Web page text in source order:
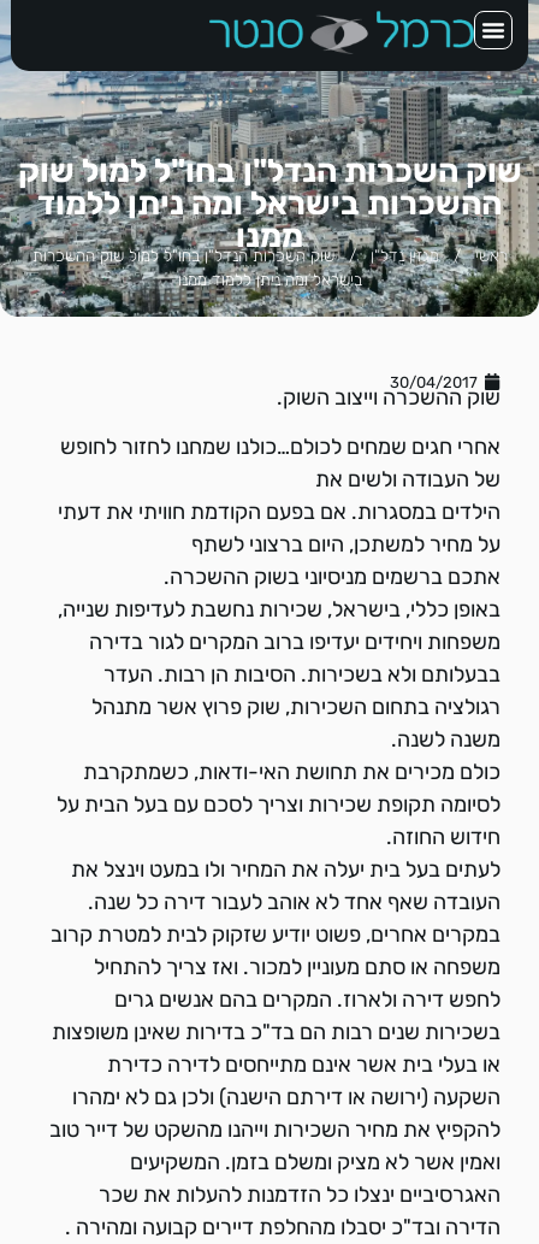
שוק השכרות הנדל"ן בחו"ל למול שוק
ההשכרות בישראל ומה ניתן ללמוד
ממנו
ראשי/מגזין נדל"ן/שוק השכרות הנדל"ן בחו"ל למול שוק ההשכרות
בישראל ומה ניתן ללמוד ממנו
30/04/2017
שוק ההשכרה וייצוב השוק.
אחרי חגים שמחים לכולם…כולנו שמחנו לחזור לחופש
של העבודה ולשים את
הילדים במסגרות. אם בפעם הקודמת חוויתי את דעתי
על מחיר למשתכן, היום ברצוני לשתף
אתכם ברשמים מניסיוני בשוק ההשכרה.
באופן כללי, בישראל, שכירות נחשבת לעדיפות שנייה,
משפחות ויחידים יעדיפו ברוב המקרים לגור בדירה
בבעלותם ולא בשכירות. הסיבות הן רבות. העדר
רגולציה בתחום השכירות, שוק פרוץ אשר מתנהל
משנה לשנה.
כולם מכירים את תחושת האי-ודאות, כשמתקרבת
לסיומה תקופת שכירות וצריך לסכם עם בעל הבית על
חידוש החוזה.
לעתים בעל בית יעלה את המחיר ולו במעט וינצל את
העובדה שאף אחד לא אוהב לעבור דירה כל שנה.
במקרים אחרים, פשוט יודיע שזקוק לבית למטרת קרוב
משפחה או סתם מעוניין למכור. ואז צריך להתחיל
לחפש דירה ולארוז. המקרים בהם אנשים גרים
בשכירות שנים רבות הם בד"כ בדירות שאינן משופצות
או בעלי בית אשר אינם מתייחסים לדירה כדירת
השקעה (ירושה או דירתם הישנה) ולכן גם לא ימהרו
להקפיץ את מחיר השכירות וייהנו מהשקט של דייר טוב
ואמין אשר לא מציק ומשלם בזמן. המשקיעים
האגרסיביים ינצלו כל הזדמנות להעלות את שכר
הדירה ובד"כ יסבלו מהחלפת דיירים קבועה ומהירה .